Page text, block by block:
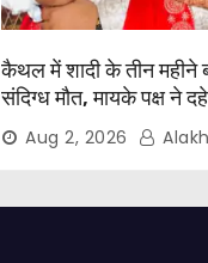
कैथल में शादी के तीन महीने
संदिग्ध मौत, मायके पक्ष ने
आरोपAug 2, 2026